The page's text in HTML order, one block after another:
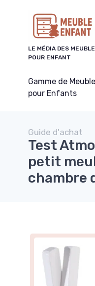
LE MÉDIA DES MEUBLE
POUR ENFANT
Gamme de
pour Enfants
Guide d'achat
Test
petit
chambre